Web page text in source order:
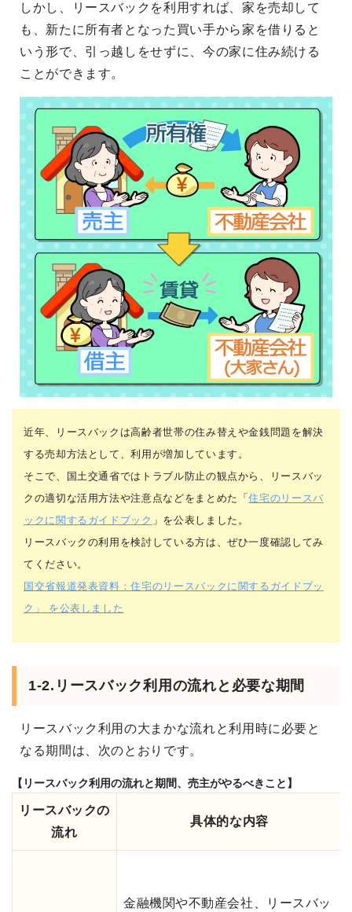
しかし、リースバックを利用すれば、家を売却して
も、新たに所有者となった買い手から家を借りると
いう形で、引っ越しをせずに、今の家に住み続ける
ことができます。
近年、リースバックは高齢者世帯の住み替えや金銭問題を解決
する売却方法として、利用が増加しています。
そこで、国土交通省ではトラブル防止の観点から、リースバッ
クの適切な活用方法や注意点などをまとめた「住宅のリースバ
ックに関するガイドブック 」を公表しました。
リースバックの利用を検討している方は、ぜひ一度確認してみ
てください。
国交省報道発表資料：住宅のリースバックに関するガイドブッ
ク」 を公表しました
1-2.リースバック利用の流れと必要な期間
リースバック利用の大まかな流れと利用時に必要と
なる期間は、次のとおりです。
【リースバック利用の流れと期間、売主がやるべきこと】
リースバックの
流れ
具体的な内容
金融機関や不動産会社、リースバッ